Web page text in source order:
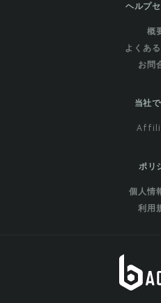
ヘルプ
概
よくあ
お問
当社で
ポリ
個人情
利用